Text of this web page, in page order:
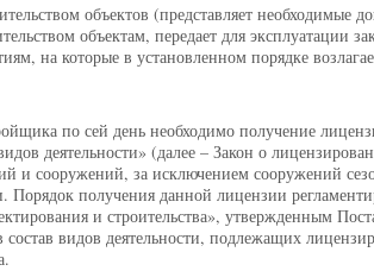
объектов (представляет необходимые
объектам, передает для эксплуатации
на которые в установленном порядке
по сей день необходимо получение
деятельности» (далее – Закон о
и сооружений, за исключением сооружений
Порядок получения данной лицензии
и строительства», утвержденным
видов деятельности, подлежащих